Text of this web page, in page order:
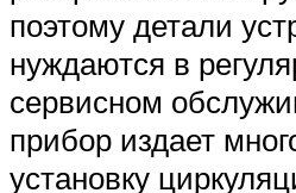
поэтому детали
нуждаются в
сервисном
прибор издает
установку